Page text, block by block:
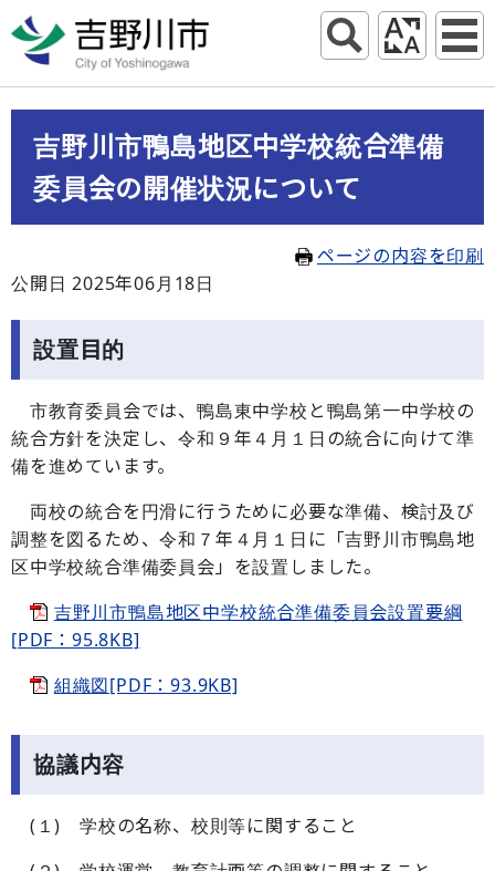
吉野川市鴨島地区中学校統合準備
委員会の開催状況について
ページの内容を印刷
公開日 2025年06月18日
設置目的
市教育委員会では、鴨島東中学校と鴨島第一中学校の
統合方針を決定し、令和９年４月１日の統合に向けて準
備を進めています。
両校の統合を円滑に行うために必要な準備、検討及び
調整を図るため、令和７年４月１日に「吉野川市鴨島地
区中学校統合準備委員会」を設置しました。
吉野川市鴨島地区中学校統合準備委員会設置要綱
[PDF：95.8KB]
組織図[PDF：93.9KB]
協議内容
(１) 学校の名称、校則等に関すること